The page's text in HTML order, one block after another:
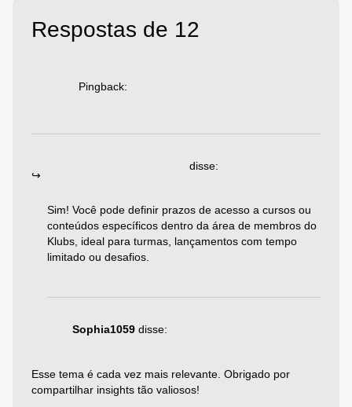
Respostas de 12
Pingback:
disse:
Sim! Você pode definir prazos de acesso a cursos ou
conteúdos específicos dentro da área de membros do
Klubs, ideal para turmas, lançamentos com tempo
limitado ou desafios.
Sophia1059 disse:
Esse tema é cada vez mais relevante. Obrigado por
compartilhar insights tão valiosos!